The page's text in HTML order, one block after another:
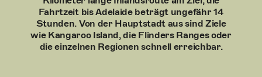
Fahrtzeit bis Adelaide beträgt ungefähr 14
Stunden. Von der Hauptstadt aus sind Ziele
wie Kangaroo Island, die Flinders Ranges oder
die einzelnen Regionen schnell erreichbar.